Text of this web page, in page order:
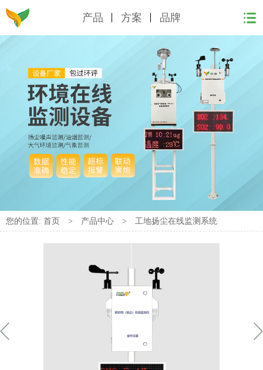
产品 方案 品牌
您的位置: 首页 > 产品中心 > 工地扬尘在线监测系统